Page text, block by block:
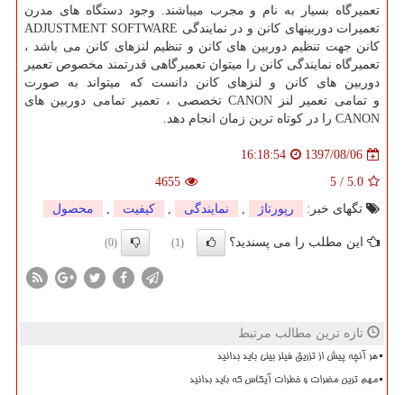
تعمیرگاه بسیار به نام و مجرب میباشند
وجود دستگاه های مدرن
تعمیرات دوربینهای کانن و در نمایندگی
کانن جهت تنظیم دوربین های کانن و تنظیم لنزهای کانن می باشد ،
تعمیرگاه نمایندگی کانن را میتوان تعمیرگاهی قدرتمند مخصوص تعمیر
دوربین های کانن و لنزهای کانن دانست که میتواند به صورت
تخصصی ، تعمیر تمامی دوربین هایCANON
و تمامی تعمیر لنز
CANON را در کوتاه ترین زمان انجام دهد
1397/08/06
16:18:54
5.0
/
5
4655
تگهای خبر:
رپورتاژ , نمایندگی , كیفیت , محصول
این مطلب را می پسندید؟ (1)
(0)
تازه ترین مطالب مرتبط
هر آنچه پیش از تزریق فیلر بینی باید بدانید
مهم ترین مضرات و خطرات آیکاس که باید بدانید